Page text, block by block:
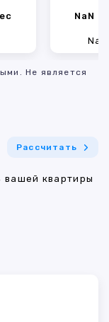
NaN
Не является
Рассчитать
вашей квартиры